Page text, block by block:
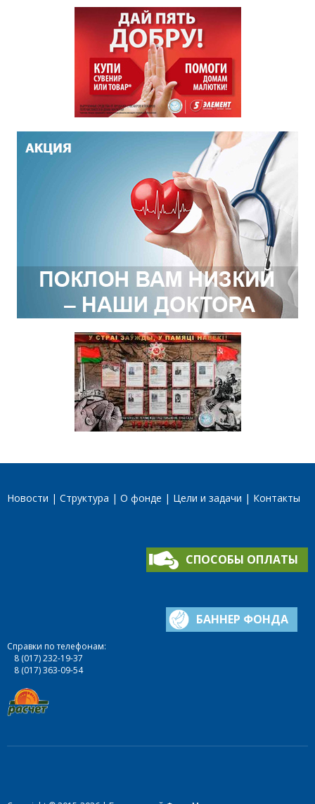
Новости Структура О фонде Цели и задачи Контакты
СПОСОБЫ ОПЛАТЫ
БАННЕР ФОНДА
Справки по телефонам:
8 (017) 232-19-37
8 (017) 363-09-54